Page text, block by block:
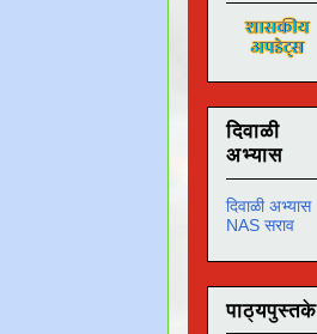
दिवाळी
अभ्यास
दिवाळी अभ्यास
NAS सराव
पाठ्यपुस्तके